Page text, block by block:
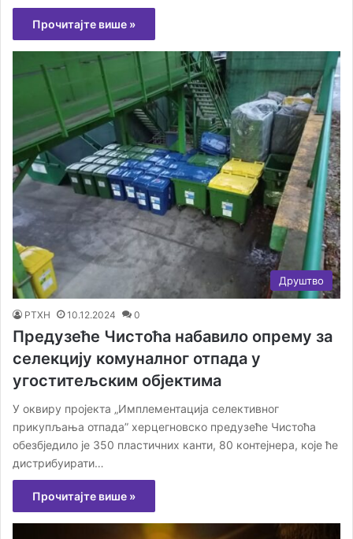
Прочитајте више »
Друштво
РТХН 10.12.2024 0
Предузеће Чистоћа набавило опрему за
селекцију комуналног отпада у
угоститељским објектима
У оквиру пројекта „Имплементација селективног
прикупљања отпада” херцегновско предузеће Чистоћа
обезбједило је 350 пластичних канти, 80 контејнера, које ће
дистрибуирати…
Прочитајте више »